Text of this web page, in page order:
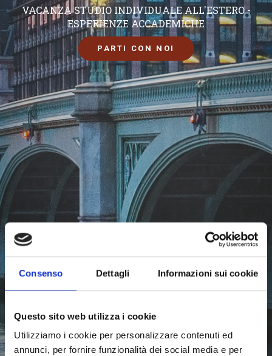
Consenso Dettagli Informazioni sui cookie
Questo sito web utilizza i cookie
Utilizziamo i cookie per personalizzare contenuti ed
annunci, per fornire funzionalità dei social media e per
VACANZA STUDIO INDIVIDUALE ALL'ESTERO -
ESPERIENZE ACCADEMICHE
PARTI CON NOI